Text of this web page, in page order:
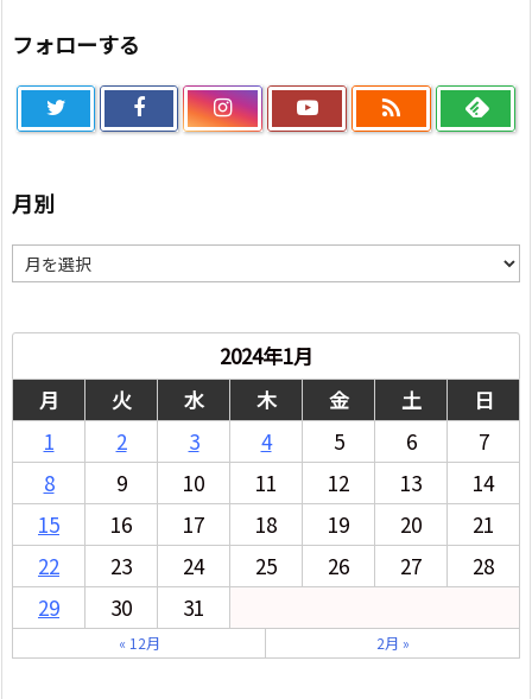
フォローする

月別
別
2024年1月
月
火 水 木 金 土
日
1
2 3 4 5 6
7
8
9 10 11 12 13
14
15
16 17 18 19 20
21
22
23 24 25 26 27
28
29
30 31
« 12月 2月 »